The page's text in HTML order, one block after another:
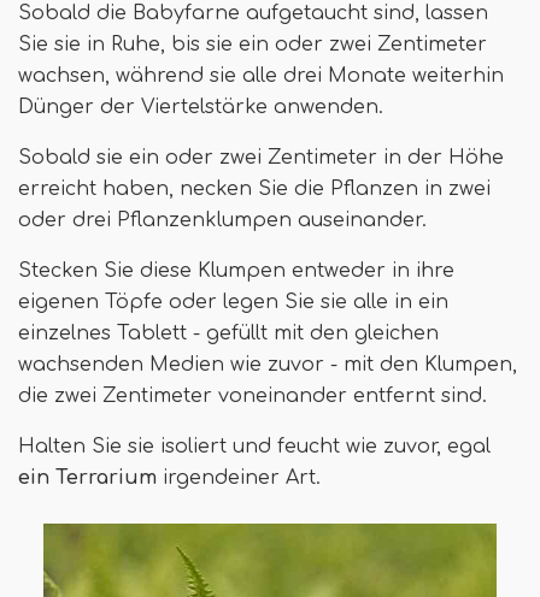
Sobald die Babyfarne aufgetaucht sind, lassen
Sie sie in Ruhe, bis sie ein oder zwei Zentimeter
wachsen, während sie alle drei Monate weiterhin
Dünger der Viertelstärke anwenden.
Sobald sie ein oder zwei Zentimeter in der Höhe
erreicht haben, necken Sie die Pflanzen in zwei
oder drei Pflanzenklumpen auseinander.
Stecken Sie diese Klumpen entweder in ihre
eigenen Töpfe oder legen Sie sie alle in ein
einzelnes Tablett - gefüllt mit den gleichen
wachsenden Medien wie zuvor - mit den Klumpen,
die zwei Zentimeter voneinander entfernt sind.
Halten Sie sie isoliert und feucht wie zuvor, egal
ein Terrarium irgendeiner Art.